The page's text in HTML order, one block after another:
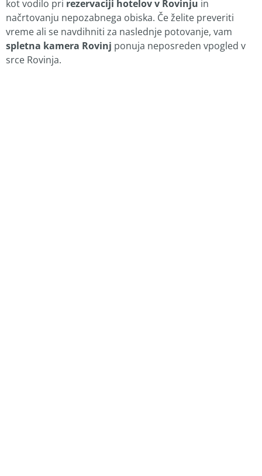
kot vodilo pri rezervaciji hotelov v Rovinju in
načrtovanju nepozabnega obiska. Če želite preveriti
vreme ali se navdihniti za naslednje potovanje, vam
spletna kamera Rovinj ponuja neposreden vpogled v
srce Rovinja.